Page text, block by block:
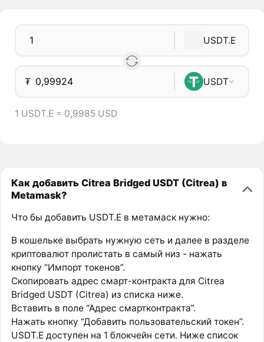
USDT.E
₮ USDT
1 USDT.E = 0,9985 USD
Как добавить Citrea Bridged USDT (Citrea) в
Metamask?
Что бы добавить USDT.E в метамаск нужно:
В кошельке выбрать нужную сеть и далее в разделе
криптовалют пролистать в самый низ - нажать
кнопку “Импорт токенов”.
Скопировать адрес смарт-контракта для Citrea
Bridged USDT (Citrea) из списка ниже.
Вставить в поле “Адрес смартконтракта”.
Нажать кнопку “Добавить пользовательский токен”.
USDT.E доступен на 1 блокчейн сети. Ниже список